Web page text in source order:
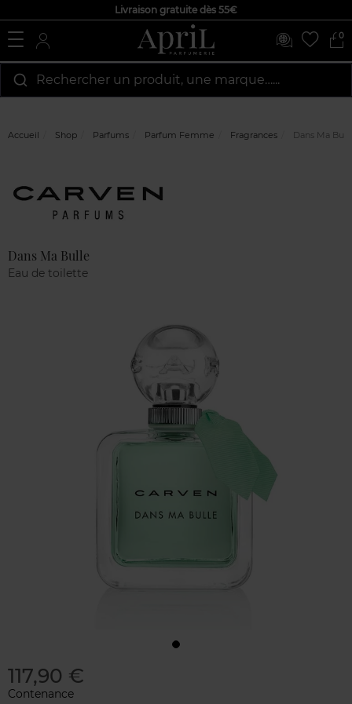
Livraison gratuite dès 55€
0
Rechercher un produit, une marque…...
Accueil Shop Parfums Parfum Femme Fragrances Dans Ma
Dans Ma Bulle
Eau de toilette
117,90 €
Contenance